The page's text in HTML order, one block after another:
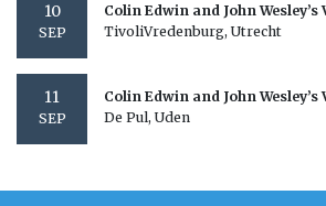
10
SEP
Colin Edwin and John Wesley’s
TivoliVredenburg, Utrecht
11
SEP
Colin Edwin and John Wesley’s
De Pul, Uden